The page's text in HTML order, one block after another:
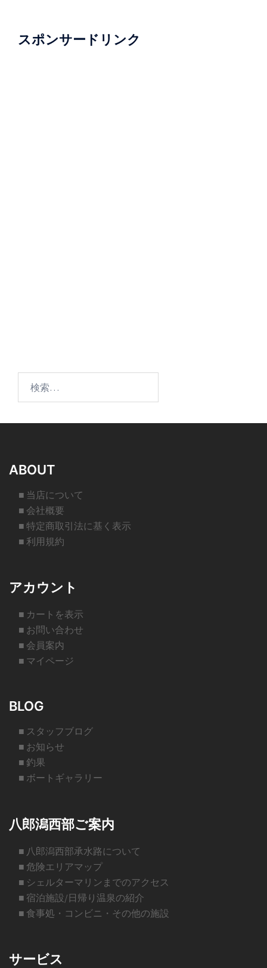
スポンサードリンク
ABOUT
■ 当店について
■ 会社概要
■ 特定商取引法に基く表示
■ 利用規約
アカウント
■ カートを表示
■ お問い合わせ
■ 会員案内
■ マイページ
BLOG
■ スタッフブログ
■ お知らせ
■ 釣果
■ ボートギャラリー
八郎潟西部ご案内
■ 八郎潟西部承水路について
■ 危険エリアマップ
■ シェルターマリンまでのアクセス
■ 宿泊施設/日帰り温泉の紹介
■ 食事処・コンビニ・その他の施設
サービス